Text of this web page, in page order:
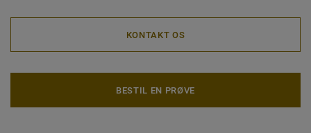
KONTAKT OS
BESTIL EN PRØVE